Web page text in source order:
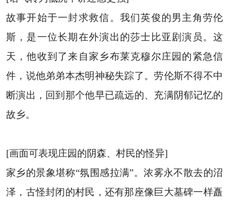
故事开始于一封求救信。我们英俊的男主角劳伦
斯，是一位长期在外演出的莎士比亚剧演员。这
天，他收到了来自家乡布莱克穆尔庄园的紧急信
件，说他弟弟本杰明神秘失踪了。劳伦斯不得不中
断演出，回到那个他早已疏远的、充满阴郁记忆的
故乡。
[画面可表现庄园的阴森、村民的怪异]
家乡的景象堪称“氛围感拉满”。浓雾永不散去的沼
泽，古怪封闭的村民，还有那座像巨大墓碑一样矗